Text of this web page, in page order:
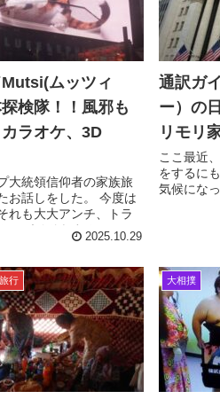
ムッツィ
検隊！！風邪も
ラオケ、3D
大統領信仰者の家族旅
お話しをした。 今度は
れも大大アンチ、トラ
のガイドをすることに
ん（７０歳）とケイさ
2025.10.29
通訳ガ
ー）の
リモリ
ここ最近
をするに
気候にな
は、ほと
いうのを
行 大相撲